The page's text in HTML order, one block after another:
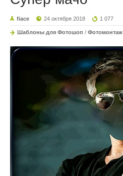
fiace 24 октября 2018 1 077
Шаблоны для Фотошоп / Фотомонтаж